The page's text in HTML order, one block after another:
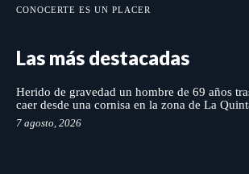
CONOCERTE ES UN PLACER
Las más destacadas
Herido de gravedad un hombre de 69 años
caer desde una cornisa en la zona de La
7 agosto, 2026